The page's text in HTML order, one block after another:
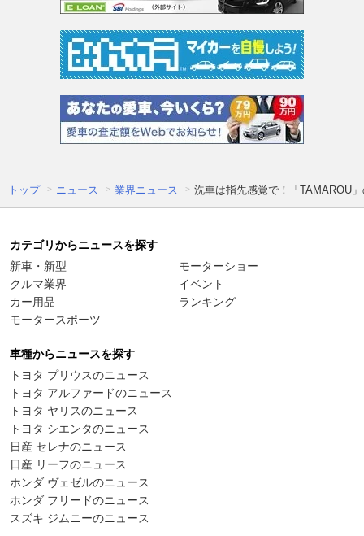
トップ ニュース 業界ニュース 洗車は指先感覚で！「TAMAROU
カテゴリからニュースを探す
新車・新型
クルマ業界
カー用品
モータースポーツ
モーターショー
イベント
ランキング
車種からニュースを探す
トヨタ プリウスのニュース
トヨタ アルファードのニュース
トヨタ ヤリスのニュース
トヨタ シエンタのニュース
日産 セレナのニュース
日産 リーフのニュース
ホンダ ヴェゼルのニュース
ホンダ フリードのニュース
スズキ ジムニーのニュース